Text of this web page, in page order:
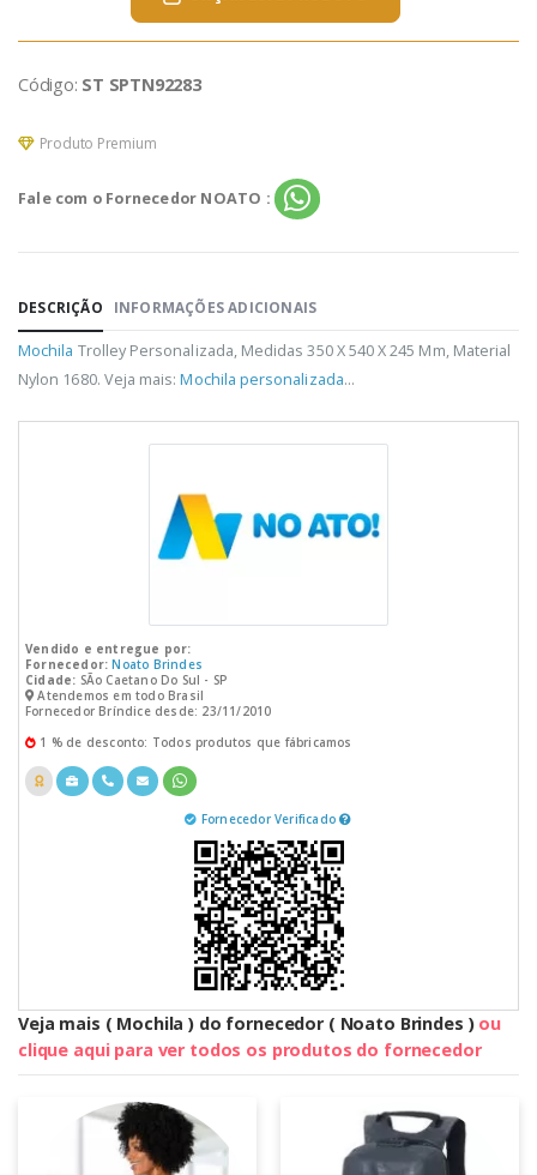
Código: ST SPTN92283
Produto Premium
Fale com o Fornecedor NOATO :
DESCRIÇÃO INFORMAÇÕES ADICIONAIS
Mochila Trolley Personalizada, Medidas 350 X 540 X 245 Mm, Material
Nylon 1680. Veja mais:Mochila personalizada...
Vendido e entregue por:
Fornecedor: Noato Brindes
Cidade: SÃo Caetano Do Sul - SP
Atendemos em todo Brasil
Fornecedor Bríndice desde: 23/11/2010
1 % de desconto: Todos produtos que fábricamos
Fornecedor Verificado
Veja mais ( Mochila ) do fornecedor ( Noato Brindes ) ou
clique aqui para ver todos os produtos do fornecedor